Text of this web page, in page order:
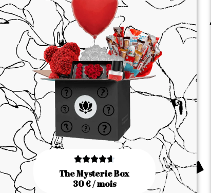

The Mysterie Box
30 € / mois